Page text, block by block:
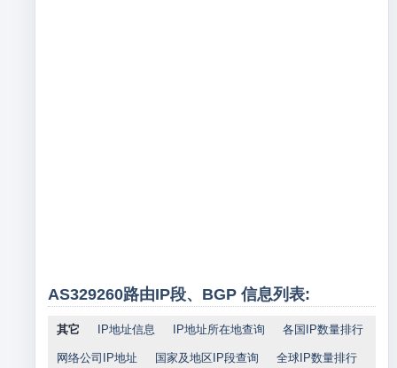
AS329260路由IP段、BGP 信息列表:
其它 IP地址信息 IP地址所在地查询 各国IP数量排行
网络公司IP地址 国家及地区IP段查询 全球IP数量排行